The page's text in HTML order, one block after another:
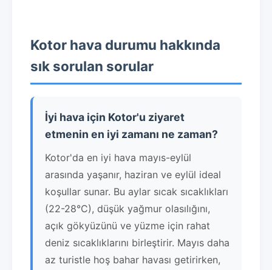
Kotor hava durumu hakkında
sık sorulan sorular
İyi hava için Kotor'u ziyaret
etmenin en iyi zamanı ne zaman?
Kotor'da en iyi hava mayıs-eylül
arasında yaşanır, haziran ve eylül ideal
koşullar sunar. Bu aylar sıcak sıcaklıkları
(22-28°C), düşük yağmur olasılığını,
açık gökyüzünü ve yüzme için rahat
deniz sıcaklıklarını birleştirir. Mayıs daha
az turistle hoş bahar havası getirirken,